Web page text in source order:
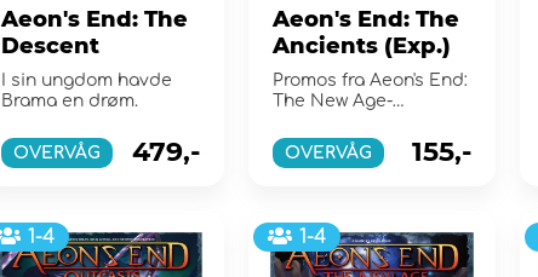
Aeon's End: The
Descent
I sin ungdom havde
Brama en drøm.
OVERVÅG 479,-
Aeon's End: The
Ancients (Exp.)
Promos fra Aeon's End:
The New Age-
var mærket
"Kickstarter Excl...
OVERVÅG 155,-
1-4 1-4